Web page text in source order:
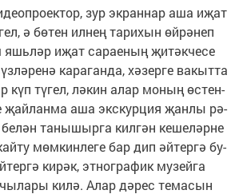
зур эк­ран­нар аша иҗат
ә бө­тен ил­нең та­ри­хын өй­рә­неп
яшь­ләр иҗат са­ра­е­ның җи­тәк­че­се
ка­ра­ган­да, хә­зер­ге ва­кыт­та
күп тү­гел, лә­кин алар мо­ның өс­тен­
җай­лан­ма аша экс­кур­ция җан­лы рә­
та­ны­шыр­га кил­гән ке­ше­ләр­не
мөм­кин­ле­ге бар дип әй­тер­гә бу­
ки­рәк, эт­ног­ра­фик му­зей­га
ки­лә. Алар дә­рес те­ма­сын